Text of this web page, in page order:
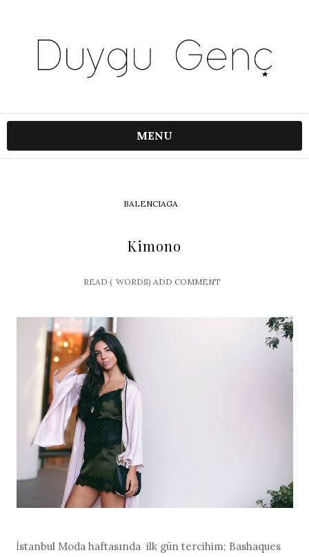
MENU
BALENCIAGA
Kimono
READ ( WORDS) ADD COMMENT
İstanbul Moda haftasında ilk gün tercihim; Bashaques